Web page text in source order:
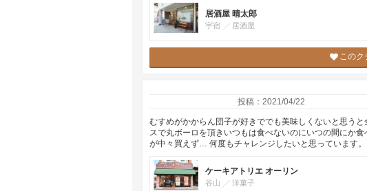
居酒屋 晴太郎
宇宿 居酒屋
このク
投稿：2021/04/22
むすめがかからん団子が好きででも美味しくないと思う
スで丸ボーロを頂きいつもは食べないのにいつの間にか
が中々買えず… 何度もチャレンジしたいと思っています。
ケーキアトリエ オーリン
谷山 洋菓子